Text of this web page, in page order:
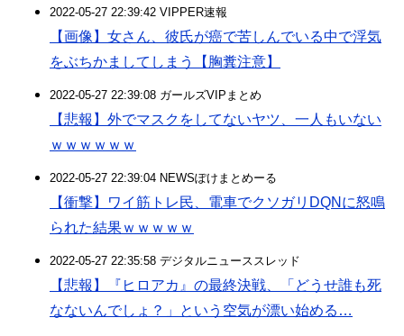
2022-05-27 22:39:42 VIPPER速報
【画像】女さん、彼氏が癌で苦しんでいる中で浮気
をぶちかましてしまう【胸糞注意】
2022-05-27 22:39:08 ガールズVIPまとめ
【悲報】外でマスクをしてないヤツ、一人もいない
ｗｗｗｗｗｗ
2022-05-27 22:39:04 NEWSぽけまとめーる
【衝撃】ワイ筋トレ民、電車でクソガリDQNに怒鳴
られた結果ｗｗｗｗｗ
2022-05-27 22:35:58 デジタルニューススレッド
【悲報】『ヒロアカ』の最終決戦、「どうせ誰も死
なないんでしょ？」という空気が漂い始める…